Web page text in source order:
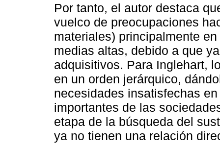
Por tanto, el autor destaca
vuelco de preocupaciones
materiales) principalmente
medias altas, debido a que
adquisitivos. Para Inglehart,
en un orden jerárquico,
necesidades insatisfechas
importantes de las
etapa de la búsqueda del
ya no tienen una relación